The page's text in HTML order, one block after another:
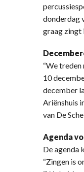
donderdag
graag zingt
“We
10
december
Ariënshuis
van De
Agenda
De agenda
“Zingen is